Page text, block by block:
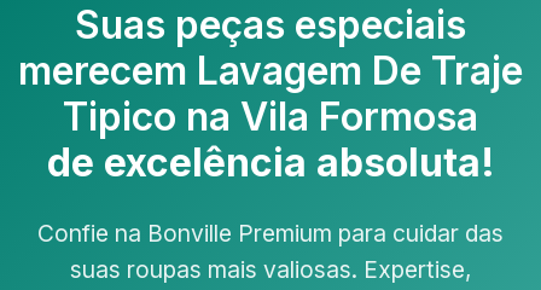
Suas peças especiais
merecem Lavagem De Traje
Tipico na Vila Formosa
de excelência absoluta!
Confie na Bonville Premium para cuidar das
suas roupas mais valiosas. Expertise,